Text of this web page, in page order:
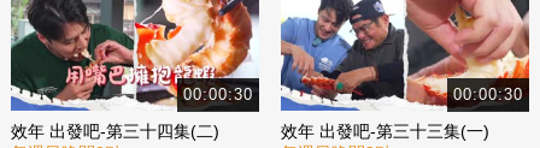
00:00:30
效年 出發吧-第三十四集(二)
00:00:30
效年 出發吧-第三十三集(一)